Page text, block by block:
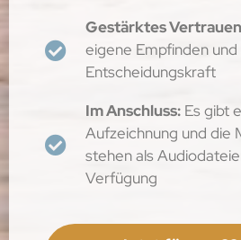
Gestärktes Vertrauen
eigene Empfinden
Entscheidungskraft
Im Anschluss: Es gibt
Aufzeichnung und die
stehen als
Verfügung